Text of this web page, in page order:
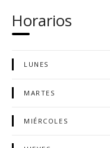
Horarios
LUNES
MARTES
MIÉRCOLES